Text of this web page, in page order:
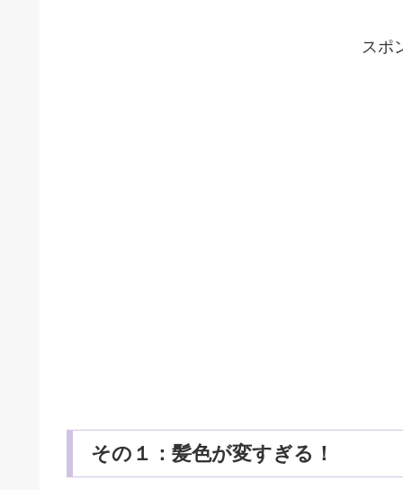
スポ
その１：髪色が変すぎる！